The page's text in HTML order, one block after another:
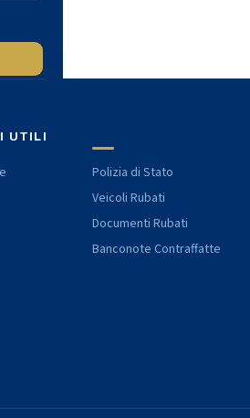
UTILI
Polizia di Stato
Veicoli Rubati
Documenti Rubati
Banconote Contraffatte